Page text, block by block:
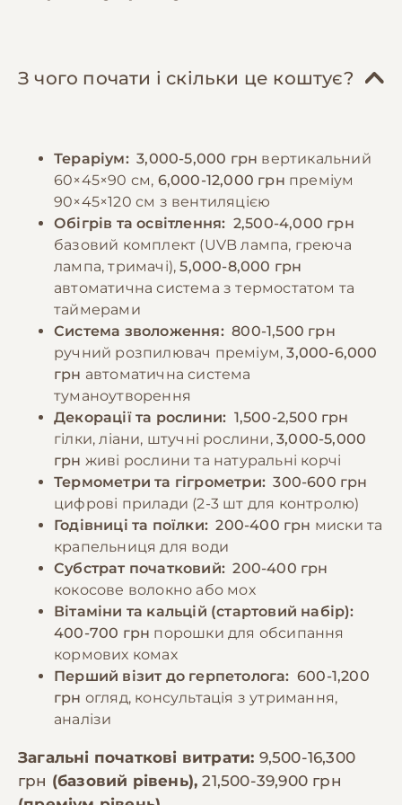
правильне освітлення, включаючи УФ-
обладнаний численними гілками різного
прибирання тераріуму та дезінфекцію всіх
поверхонь. Важливо спостерігати за
поведінкою та станом шкіри хамелеона,
звертаючи увагу на процес линьки.
🎁 −10% на зоотовари
За промокодом E-PET
забезпечити комахам правильний раціон
прийом їжі дають 5-7 комах. Необхідно
постійно забезпечувати доступ до чистої
води, яку хамелеони п'ють у вигляді
крапель. Для цього використовують
спеціальні системи крапельного поливу
або регулярно розпилюють воду на листя
рослин.
🎁 −10% на зоотовари
За промокодом E-PET
З чого почати і скільки це коштує?
Тераріум: 3,000-5,000 грн вертикальний
60×45×90 см, 6,000-12,000 грн преміум
90×45×120 см з вентиляцією
Обігрів та освітлення: 2,500-4,000 грн
базовий комплект (UVB лампа, греюча
лампа, тримачі),5,000-8,000 грн
автоматична система з термостатом та
таймерами
Система зволоження: 800-1,500 грн
ручний розпилювач преміум,3,000-6,000
грн автоматична система
туманоутворення
Декорації та рослини: 1,500-2,500 грн
гілки, ліани, штучні рослини, 3,000-5,000
грн живі рослини та натуральні корчі
Термометри та гігрометри: 300-600 грн
цифрові прилади (2-3 шт для контролю)
Годівниці та поїлки: 200-400 грн миски та
крапельниця для води
Субстрат початковий: 200-400 грн
кокосове волокно або мох
Вітаміни та кальцій (стартовий набір):
400-700 грн порошки для обсипання
кормових комах
Перший візит до герпетолога: 600-1,200
грн огляд, консультація з утримання,
аналізи
Загальні початкові витрати: 9,500-16,300
грн (базовий рівень),21,500-39,900 грн